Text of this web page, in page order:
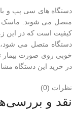
دستگاه های سی پپ و
کیفیت است که در این
دستگاه متصل می شود،
خوبی روی صورت بیمار
در خرید این دستگاه
نظرات (0)
نقد و